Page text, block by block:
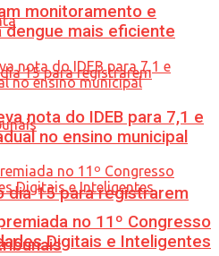
dia 15 para registrarem
monitoramento e
mais eficiente
nota do IDEB para 7,1 e
no ensino municipal
no 11º Congresso
Digitais e Inteligentes